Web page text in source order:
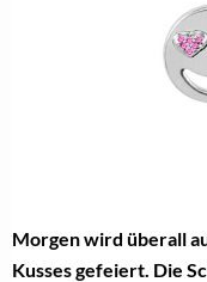
Morgen wird überall
Kusses gefeiert. Die